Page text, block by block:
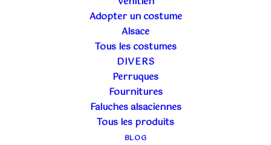
Adopter un costume
Alsace
Tous les costumes
DIVERS
Perruques
Fournitures
Faluches alsaciennes
Tous les produits
BLOG
MASQUE BRONZE
EN DENTELLE